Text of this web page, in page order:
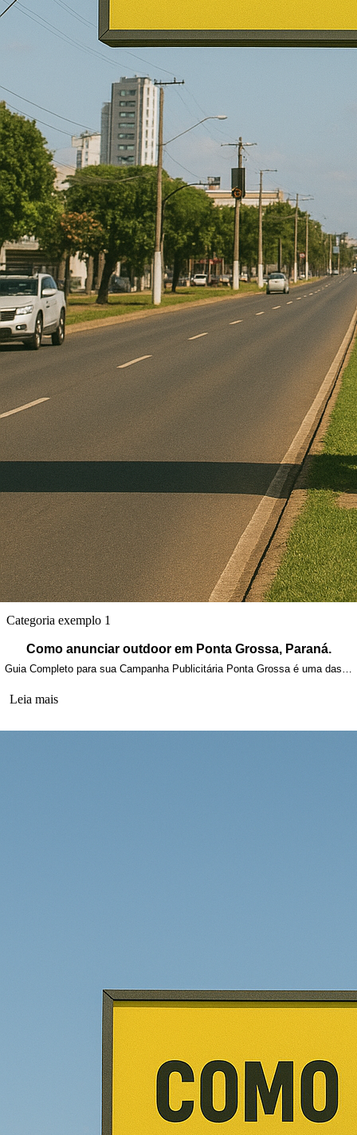
Categoria exemplo 1
Como anunciar outdoor em Ponta Grossa, Paraná.
Guia Completo para sua Campanha Publicitária Ponta Grossa é uma das…
Leia mais